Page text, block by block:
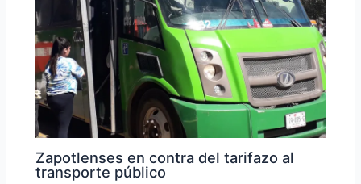
Zapotlenses en contra del tarifazo al
transporte público